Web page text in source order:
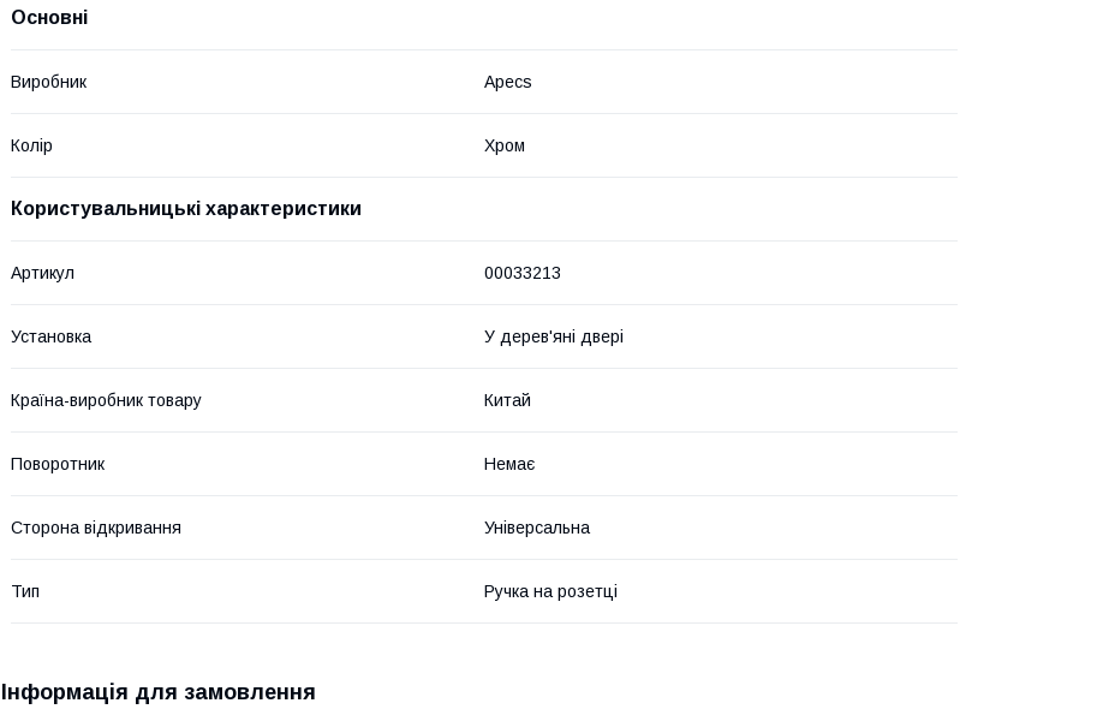
Основні
Виробник Apecs
Колір Хром
Користувальницькі характеристики
Артикул 00033213
Установка У дерев'яні двері
Країна-виробник товару Китай
Поворотник Немає
Сторона відкривання Універсальна
Тип Ручка на розетці
Інформація для замовлення